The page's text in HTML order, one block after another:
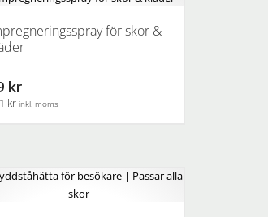
för skor &
kr
krinkl. moms